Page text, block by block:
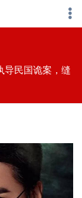
导民国诡案，缝